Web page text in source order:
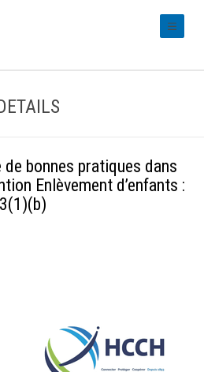
bonnes pratiques dans
Enlèvement d’enfants :